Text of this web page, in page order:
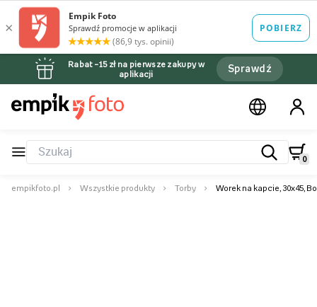
Rabat –15 zł na pierwsze zakupy w
aplikacji
Sprawdź
0
empikfoto.pl Wszystkie produkty Torby Worek na kapcie, 30x45,